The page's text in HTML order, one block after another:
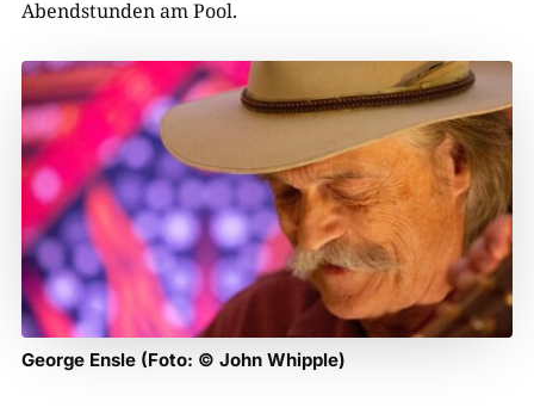
Abendstunden am Pool.
George Ensle (Foto: © John Whipple)